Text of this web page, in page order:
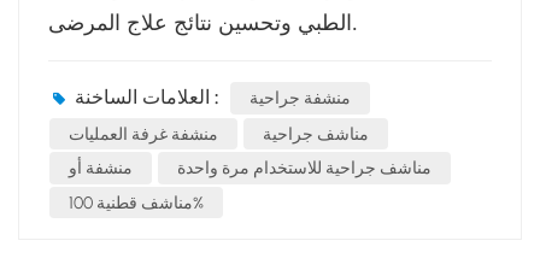
الطبي وتحسين نتائج علاج المرضى.
العلامات الساخنة :
منشفة جراحية
منشفة غرفة العمليات
مناشف جراحية
منشفة أو
مناشف جراحية للاستخدام مرة واحدة
مناشف قطنية 100%